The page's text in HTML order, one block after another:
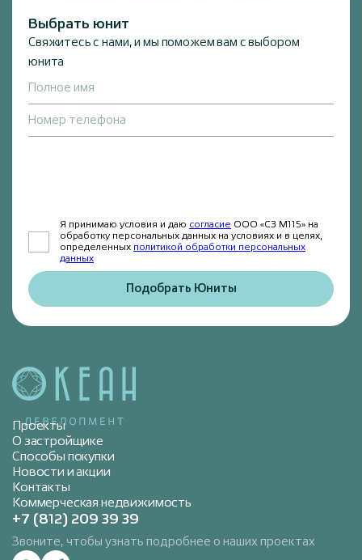
Выбрать юнит
Свяжитесь с нами, и мы поможем вам с выбором
юнита
Полное имя
Номер телефона
Я принимаю условия и даю согласие ООО «СЗ М115» на
обработку персональных данных на условиях и в целях,
определенных политикой обработки персональных
данных
Подобрать Юниты
+7 (812) 209 39 39
Звоните, чтобы узнать подробнее о наших проектах
Проекты
О застройщике
Способы покупки
Новости и акции
Контакты
Коммерческая недвижимость